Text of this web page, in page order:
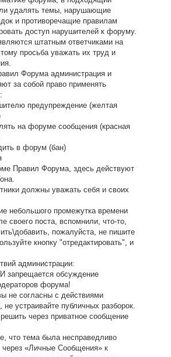
удалять темы, нарушающие
и противоречащие правилам
доступ нарушителей к форуму.
штатным ответчиками на
просьба уважать их труд и
Форума администрация и
за собой право применять
предупреждение (желтая
на форуме сообщения (красная
в форум (бан)
Правил Форума, здесь действуют
должны уважать себя и своих
небольшого промежутка времени
своего поста, вспомнили, что-то,
пожалуйста, не пишите
кнопку "отредактировать", и
администрации:
обсуждение
форума!
не согласны с действиями
устраивайте публичных разборок.
через приватное сообщение
что тема была несправедливо
через «Личные Сообщения» к